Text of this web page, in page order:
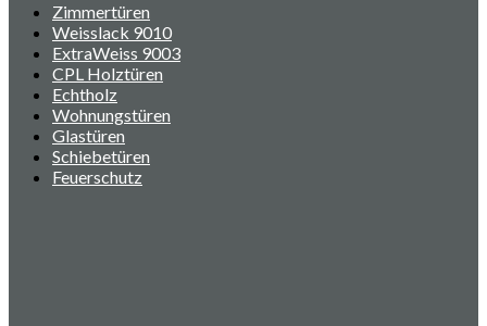
Zimmertüren
Weisslack 9010
ExtraWeiss 9003
CPL Holztüren
Echtholz
Wohnungstüren
Glastüren
Schiebetüren
Feuerschutz